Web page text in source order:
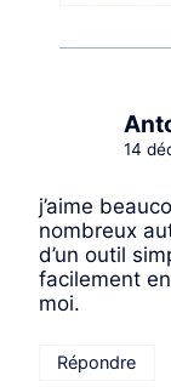
14
j’aime
nombreux
d’un outil
facilement
moi.
Répondre